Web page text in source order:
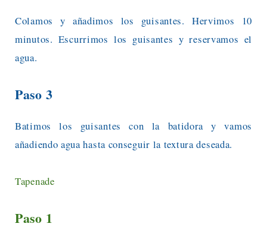
Colamos y añadimos los guisantes. Hervimos 10
minutos. Escurrimos los guisantes y reservamos el
agua.
Paso 3
Batimos los guisantes con la batidora y vamos
añadiendo agua hasta conseguir la textura deseada.
Tapenade
Paso 1